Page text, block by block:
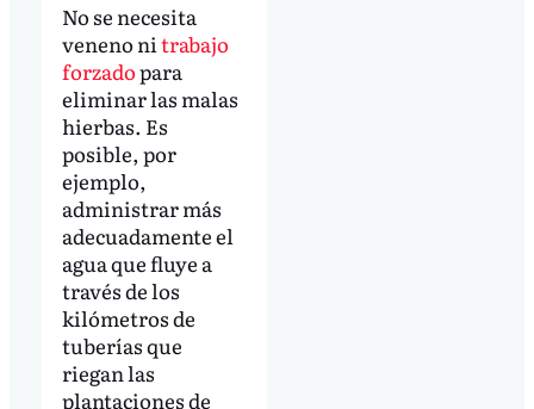
No se necesita
veneno nitrabajo
forzadopara
eliminar las malas
hierbas. Es
posible, por
ejemplo,
administrar más
adecuadamente el
agua que fluye a
través de los
kilómetros de
tuberías que
riegan las
plantaciones de